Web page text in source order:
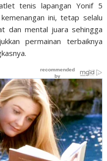
tenis lapangan Yonif 5
ini, tetap selalu
dan mental juara sehingga
permainan terbaiknya